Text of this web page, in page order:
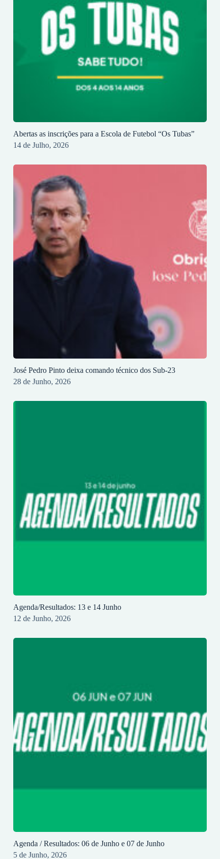
Abertas as inscrições para a Escola de Futebol “Os Tubas”
14 de Julho, 2026
José Pedro Pinto deixa comando técnico dos Sub-23
28 de Junho, 2026
Agenda/Resultados: 13 e 14 Junho
12 de Junho, 2026
Agenda / Resultados: 06 de Junho e 07 de Junho
5 de Junho, 2026